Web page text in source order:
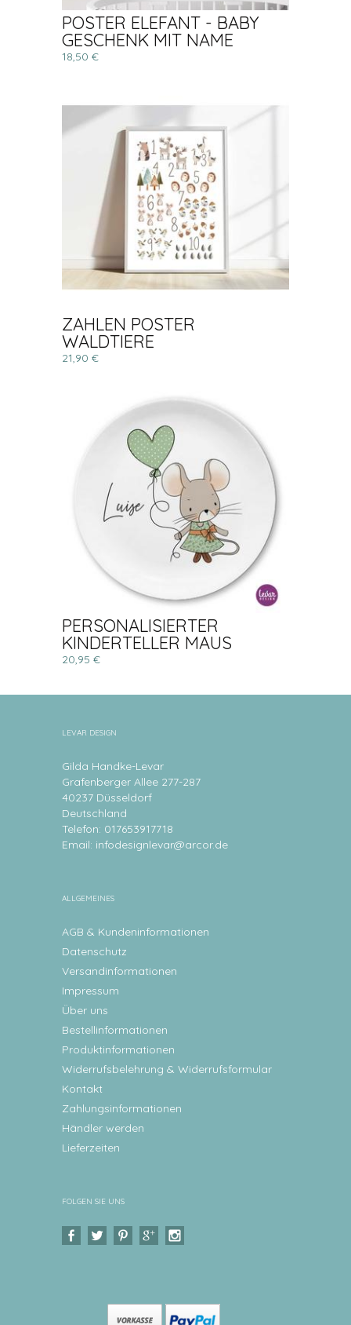
POSTER ELEFANT - BABY
GESCHENK MIT NAME
18,50 €
ZAHLEN POSTER
WALDTIERE
21,90 €
PERSONALISIERTER
KINDERTELLER MAUS
20,95 €
LEVAR DESIGN
Gilda Handke-Levar
Grafenberger Allee 277-287
40237 Düsseldorf
Deutschland
Telefon: 017653917718
Email: infodesignlevar@arcor.de
ALLGEMEINES
AGB & Kundeninformationen
Datenschutz
Versandinformationen
Impressum
Über uns
Bestellinformationen
Produktinformationen
Widerrufsbelehrung & Widerrufsformular
Kontakt
Zahlungsinformationen
Händler werden
Lieferzeiten
FOLGEN SIE UNS